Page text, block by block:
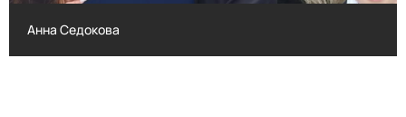
Анна Седокова